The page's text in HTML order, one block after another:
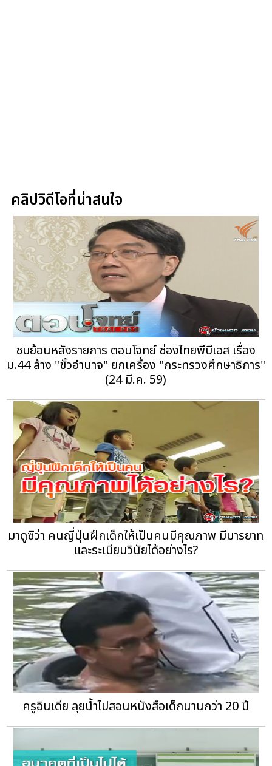
คลิปวิดีโอที่น่าสนใจ
ชมย้อนหลังรายการ ตอบโจทย์ ช่องไทยพีบีเอส เรื่อง
ม.44 ล้าง "ขั้วอำนาจ" ยกเครื่อง "กระทรวงศึกษาธิการ"
(24 มี.ค. 59)
มาดูซิว่า คนญี่ปุ่นฝึกเด็กให้เป็นคนมีคุณภาพ มีมารยาท
และระเบียบวินัยได้อย่างไร?
ครูอินเดีย ลุยน้ำไปสอนหนังสือเด็กนานกว่า 20 ปี